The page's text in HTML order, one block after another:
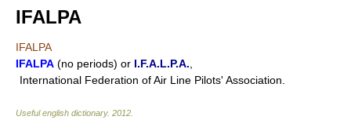
IFALPA
IFALPA
IFALPA (no periods) or I.F.A.L.P.A.
International Federation of Air Line Pilots' Association.
Useful english dictionary. 2012